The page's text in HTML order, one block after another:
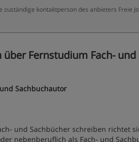
zuständige kontaktperson des anbieters Freie
Fernstudium Fach-
Sachbuchautor
und Sachbücher schreiben richtet
nebenberuflich als Fach- und